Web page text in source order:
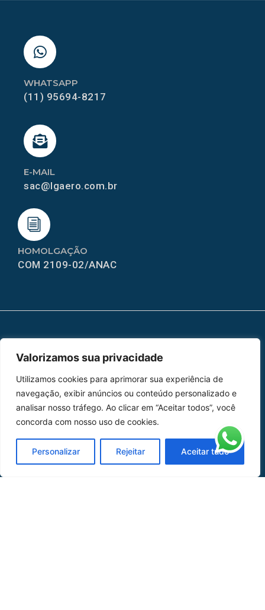
Valorizamos sua privacidade
Utilizamos cookies para aprimorar sua experiência de
navegação, exibir anúncios ou conteúdo personalizado e
analisar nosso tráfego. Ao clicar em “Aceitar todos”, você
concorda com nosso uso de cookies.
Personalizar Rejeitar Aceitar tudo
HOMOLGAÇÃO
COM 2109-02/ANAC
E-MAIL
sac@lgaero.com.br
WHATSAPP
(11) 95694-8217
Peças
Catálogo de Aplicações
Oficina de Mangueiras